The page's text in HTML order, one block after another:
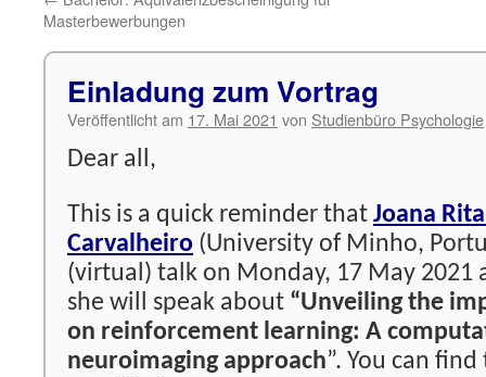
Masterbewerbungen
Einladung zum Vortrag
Veröffentlicht am 17. Mai 2021 von Studienbüro Psychologie
Dear all,
This is a quick reminder that Joana
Carvalheiro (University of Minho,
(virtual) talk on Monday, 17 May 2021
she will speak about “Unveiling the
on reinforcement learning: A
neuroimaging approach”. You can